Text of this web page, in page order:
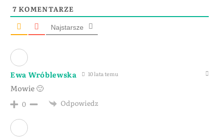
7 KOMENTARZE
Najstarsze
Ewa Wróblewska 10 lata temu
Mowie 🙂
0 Odpowiedz